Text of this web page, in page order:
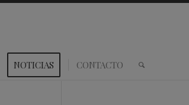
NOTICIAS CONTACTO